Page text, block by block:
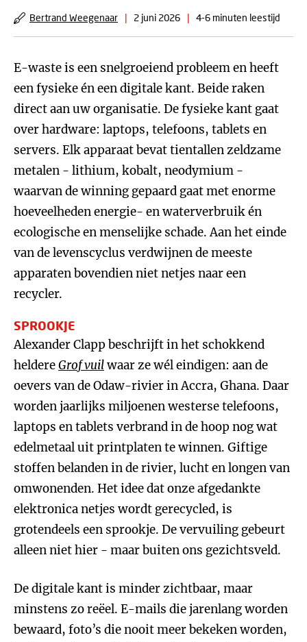
Bertrand Weegenaar | 2 juni 2026 | 4-6 minuten leestijd
E-waste is een snelgroeiend probleem en heeft
een fysieke én een digitale kant. Beide raken
direct aan uw organisatie. De fysieke kant gaat
over hardware: laptops, telefoons, tablets en
servers. Elk apparaat bevat tientallen zeldzame
metalen - lithium, kobalt, neodymium -
waarvan de winning gepaard gaat met enorme
hoeveelheden energie- en waterverbruik én
ecologische en menselijke schade. Aan het einde
van de levenscyclus verdwijnen de meeste
apparaten bovendien niet netjes naar een
recycler.
SPROOKJE
Alexander Clapp beschrijft in het schokkend
heldereGrof vuilwaar ze wél eindigen: aan de
oevers van de Odaw-rivier in Accra, Ghana. Daar
worden jaarlijks miljoenen westerse telefoons,
laptops en tablets verbrand in de hoop nog wat
edelmetaal uit printplaten te winnen. Giftige
stoffen belanden in de rivier, lucht en longen van
omwonenden. Het idee dat onze afgedankte
elektronica netjes wordt gerecycled, is
grotendeels een sprookje. De vervuiling gebeurt
alleen niet hier - maar buiten ons gezichtsveld.
De digitale kant is minder zichtbaar, maar
minstens zo reëel. E-mails die jarenlang worden
bewaard, foto’s die nooit meer bekeken worden,